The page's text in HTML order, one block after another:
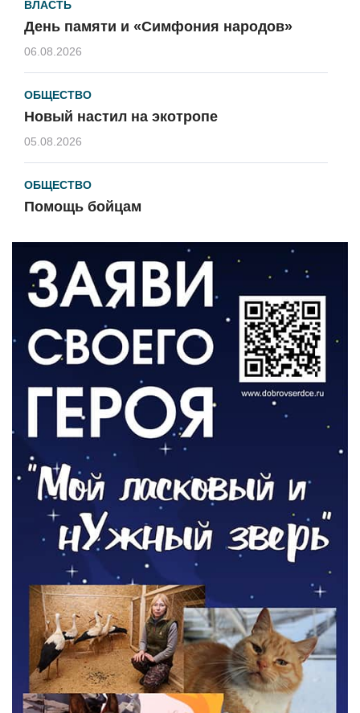
ВЛАСТЬ
День памяти и «Симфония народов»
06.08.2026
ОБЩЕСТВО
Новый настил на экотропе
05.08.2026
ОБЩЕСТВО
Помощь бойцам
ВЛАСТЬ
«Второй старт» для ветеранов СВО
РАЗЪЯСНЯЕМ
Контракт с новой выплатой
05.08.2026